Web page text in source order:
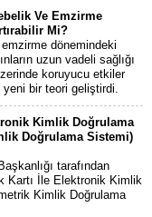
Ve Emzirme
Mi?
dönemindeki
uzun vadeli sağlığı
koruyucu etkiler
bir teori geliştirdi.
Kimlik Doğrulama
Doğrulama Sistemi)
tarafından
Kartı İle Elektronik Kimlik
Kimlik Doğrulama